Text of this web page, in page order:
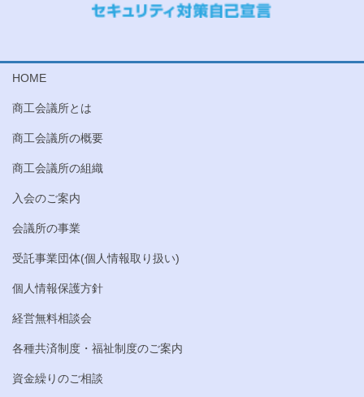
HOME
商工会議所とは
商工会議所の概要
商工会議所の組織
入会のご案内
会議所の事業
受託事業団体(個人情報取り扱い)
個人情報保護方針
経営無料相談会
各種共済制度・福祉制度のご案内
資金繰りのご相談